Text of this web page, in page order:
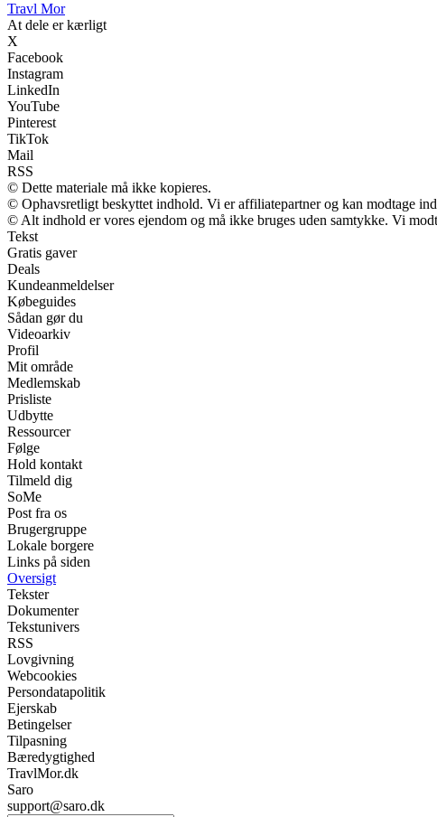
Travl Mor
At dele er kærligt
X
Facebook
Instagram
LinkedIn
YouTube
Pinterest
TikTok
Mail
RSS
© Dette materiale må ikke kopieres.
© Ophavsretligt beskyttet indhold. Vi er affiliatepartner og kan modtage
© Alt indhold er vores ejendom og må ikke bruges uden samtykke. Vi
Tekst
Gratis gaver
Deals
Kundeanmeldelser
Købeguides
Sådan gør du
Videoarkiv
Profil
Mit område
Medlemskab
Prisliste
Udbytte
Ressourcer
Følge
Hold kontakt
Tilmeld dig
SoMe
Post fra os
Brugergruppe
Lokale borgere
Links på siden
Oversigt
Tekster
Dokumenter
Tekstunivers
RSS
Lovgivning
Webcookies
Persondatapolitik
Ejerskab
Betingelser
Tilpasning
Bæredygtighed
TravlMor.dk
Saro
support@saro.dk